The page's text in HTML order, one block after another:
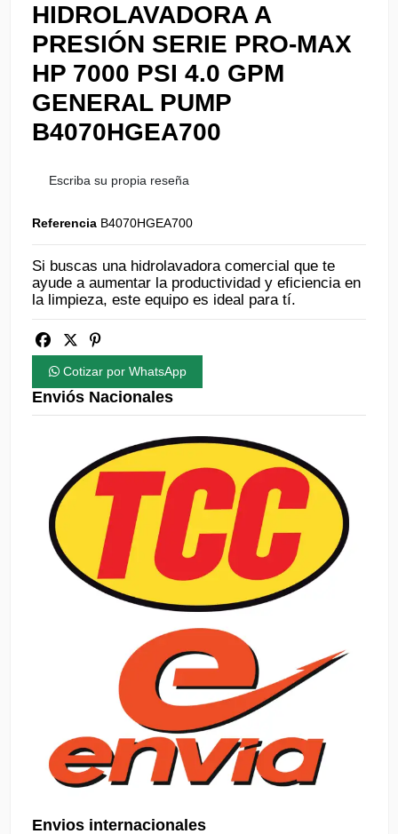
HIDROLAVADORA A
PRESIÓN SERIE PRO-MAX
HP 7000 PSI 4.0 GPM
GENERAL PUMP
B4070HGEA700
Escriba su propia reseña
Referencia B4070HGEA700
Si buscas una hidrolavadora comercial que te
ayude a aumentar la productividad y eficiencia en
la limpieza, este equipo es ideal para tí.
Cotizar por WhatsApp
Enviós Nacionales
Envios internacionales